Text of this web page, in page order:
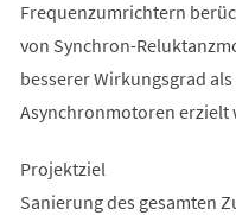
Frequenzumrichtern
von Synchron-
besserer Wirkungsgrad
Asynchronmotoren erzielt
Projektziel
Sanierung des gesamten